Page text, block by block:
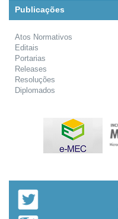
Publicações
Atos Normativos
Editais
Portarias
Releases
Resoluções
Diplomados